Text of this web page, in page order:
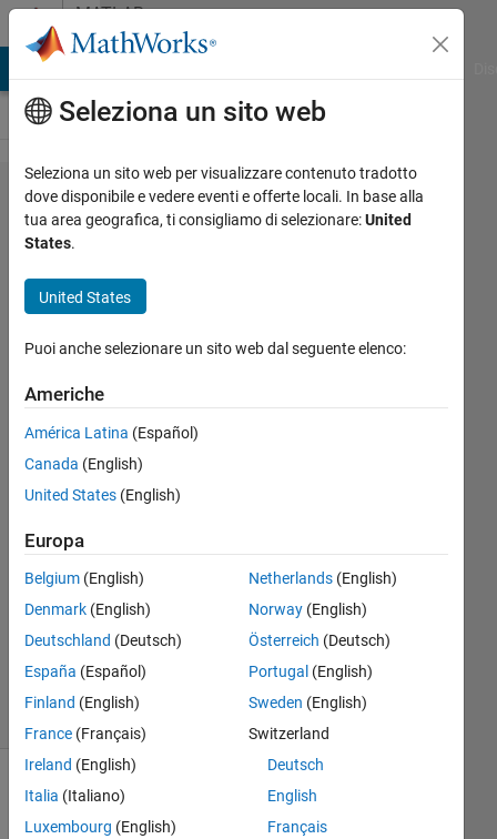
Vai al contenutoMATLAB
Answers
Showing
data
on
in figure
geometry
24 Nov
2017
Risposta
18 Giu
2021
38
Visualizzazioni
(30 giorni)
Seleziona un sito web
Seleziona un sito web per visualizzare contenuto tradotto
dove disponibile e vedere eventi e offerte locali. In base alla
tua area geografica, ti consigliamo di selezionare:United
States.
United States
Puoi anche selezionare un sito web dal seguente elenco:
Americhe
América Latina (Español)
Canada (English)
United States (English)
Europa
Belgium (English)
Denmark (English)
Deutschland (Deutsch)
España (Español)
Finland (English)
France (Français)
Ireland (English)
Italia (Italiano)
Luxembourg (English)
Netherlands(English)
Norway(English)
Österreich (Deutsch)
Portugal (English)
Sweden (English)
Switzerland
Deutsch
English
Français